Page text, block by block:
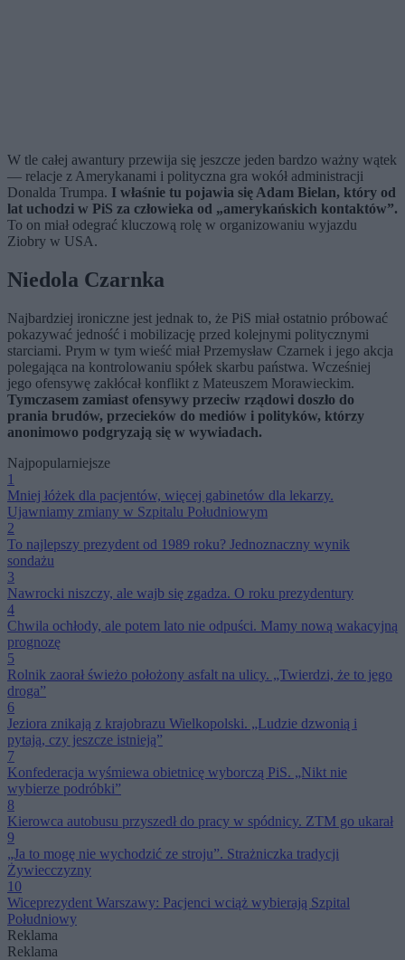
W tle całej awantury przewija się jeszcze jeden bardzo ważny wątek
— relacje z Amerykanami i polityczna gra wokół administracji
Donalda Trumpa. I właśnie tu pojawia się Adam Bielan, który od
lat uchodzi w PiS za człowieka od „amerykańskich kontaktów”.
To on miał odegrać kluczową rolę w organizowaniu wyjazdu
Ziobry w USA.
Niedola Czarnka
Najbardziej ironiczne jest jednak to, że PiS miał ostatnio próbować
pokazywać jedność i mobilizację przed kolejnymi politycznymi
starciami. Prym w tym wieść miał Przemysław Czarnek i jego akcja
polegająca na kontrolowaniu spółek skarbu państwa. Wcześniej
jego ofensywę zakłócał konflikt z Mateuszem Morawieckim.
Tymczasem zamiast ofensywy przeciw rządowi doszło do
prania brudów, przecieków do mediów i polityków, którzy
anonimowo podgryzają się w wywiadach.
Najpopularniejsze
1
Mniej łóżek dla pacjentów, więcej gabinetów dla lekarzy.
Ujawniamy zmiany w Szpitalu Południowym
2
To najlepszy prezydent od 1989 roku? Jednoznaczny wynik
sondażu
3
Nawrocki niszczy, ale wajb się zgadza. O roku prezydentury
4
Chwila ochłody, ale potem lato nie odpuści. Mamy nową wakacyjną
prognozę
5
Rolnik zaorał świeżo położony asfalt na ulicy. „Twierdzi, że to jego
droga”
6
Jeziora znikają z krajobrazu Wielkopolski. „Ludzie dzwonią i
pytają, czy jeszcze istnieją”
7
Konfederacja wyśmiewa obietnicę wyborczą PiS. „Nikt nie
wybierze podróbki”
8
Kierowca autobusu przyszedł do pracy w spódnicy. ZTM go ukarał
9
„Ja to mogę nie wychodzić ze stroju”. Strażniczka tradycji
Żywiecczyzny
10
Wiceprezydent Warszawy: Pacjenci wciąż wybierają Szpital
Południowy
Reklama
Reklama